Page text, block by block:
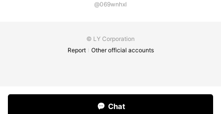
@069wnhxl
© LY Corporation
Report
Other official accounts
Chat